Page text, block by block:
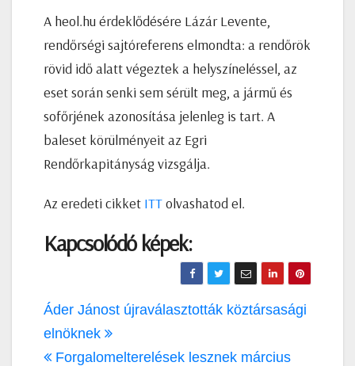
A heol.hu érdeklődésére Lázár Levente,
rendőrségi sajtóreferens elmondta: a rendőrök
rövid idő alatt végeztek a helyszíneléssel, az
eset során senki sem sérült meg, a jármű és
sofőrjének azonosítása jelenleg is tart. A
baleset körülményeit az Egri
Rendőrkapitányság vizsgálja.
Az eredeti cikket ITTolvashatod el.
Kapcsolódó képek:
Bejegyzés
navigáció
Áder Jánost újraválasztották köztársasági
elnöknek
Forgalomelterelések lesznek március